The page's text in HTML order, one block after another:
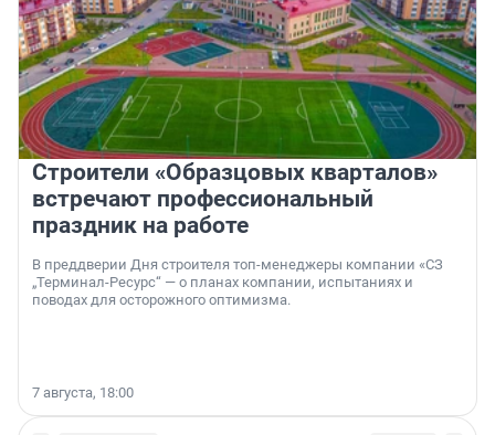
Строители «Образцовых кварталов»
встречают профессиональный
праздник на работе
В преддверии Дня строителя топ-менеджеры компании «СЗ
„Терминал-Ресурс“ — о планах компании, испытаниях и
поводах для осторожного оптимизма.
7 августа, 18:00